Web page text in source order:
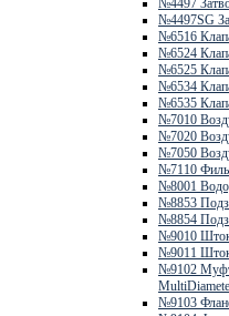
№4497
№4497SG
№6516
№6524
№6525
№6534
№6535
№7010
№7020
№7050
№7110
№8001
№8853
№8854
№9010
№9011 Шток
№9102
№9103